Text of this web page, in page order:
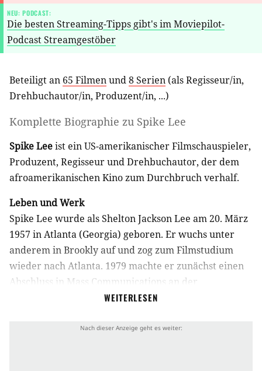
NEU: PODCAST:
Die besten Streaming-Tipps gibt's im Moviepilot-
Podcast Streamgestöber
Beteiligt an 65 Filmenund8 Serien (alsRegisseur/in,
Drehbuchautor/in, Produzent/in, ...)
Komplette Biographie zu Spike Lee
Spike Leeist ein US-amerikanischer Filmschauspieler,
Produzent, Regisseur und Drehbuchautor, der dem
afroamerikanischen Kino zum Durchbruch verhalf.
Leben und Werk
Spike Lee wurde als Shelton Jackson Lee am 20. März
1957 in Atlanta (Georgia) geboren. Er wuchs unter
anderem in Brookly auf und zog zum Filmstudium
wieder nach Atlanta. 1979 machte er zunächst einen
Abschluss in Mass Communications an der
afroamerikanischen Eliteuniversität Morehouse
an der New Yorker Tisch School of the Arts.
WEITERLESEN